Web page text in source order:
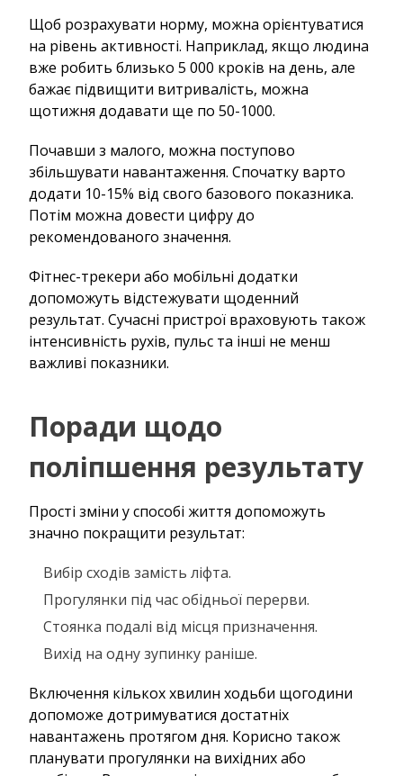
Щоб розрахувати норму, можна орієнтуватися
на рівень активності. Наприклад, якщо людина
вже робить близько 5 000 кроків на день, але
бажає підвищити витривалість, можна
щотижня додавати ще по 50-1000.
Почавши з малого, можна поступово
збільшувати навантаження. Спочатку варто
додати 10-15% від свого базового показника.
Потім можна довести цифру до
рекомендованого значення.
Фітнес-трекери або мобільні додатки
допоможуть відстежувати щоденний
результат. Сучасні пристрої враховують також
інтенсивність рухів, пульс та інші не менш
важливі показники.
Поради щодо
поліпшення результату
Прості зміни у способі життя допоможуть
значно покращити результат:
Вибір сходів замість ліфта.
Прогулянки під час обідньої перерви.
Стоянка подалі від місця призначення.
Вихід на одну зупинку раніше.
Включення кількох хвилин ходьби щогодини
допоможе дотримуватися достатніх
навантажень протягом дня. Корисно також
планувати прогулянки на вихідних або